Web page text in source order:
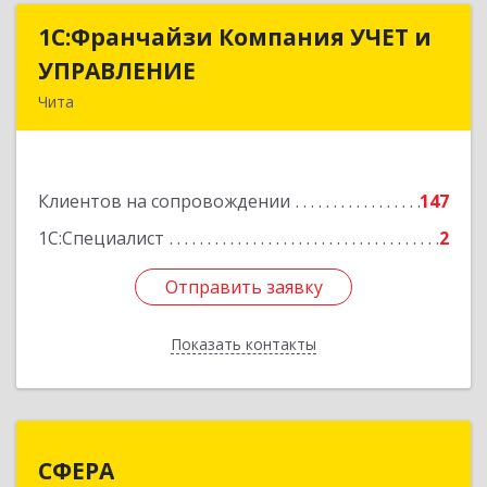
1С:Франчайзи Компания УЧЕТ и
УПРАВЛЕНИЕ
Чита
Клиентов на сопровождении
147
1С:Специалист
2
Отправить заявку
Показать контакты
1С:Франчайзи Компания УЧЕТ и
Подробнее
Отправить заявку
Назад
СФЕРА